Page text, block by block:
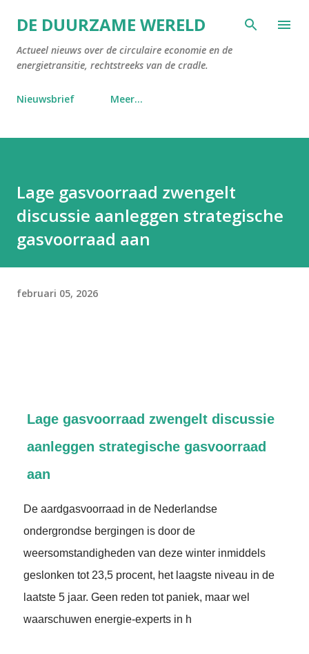
Doorgaan naar hoofdcontent
DE DUURZAME WERELD
Actueel nieuws over de circulaire economie en de
energietransitie, rechtstreeks van de cradle.
Nieuwsbrief Meer…
Lage gasvoorraad zwengelt
discussie aanleggen strategische
gasvoorraad aan
februari 05, 2026
Lage gasvoorraad zwengelt discussie
aanleggen strategische gasvoorraad
aan
De aardgasvoorraad in de Nederlandse
ondergrondse bergingen is door de
weersomstandigheden van deze winter inmiddels
geslonken tot 23,5 procent, het laagste niveau in de
laatste 5 jaar. Geen reden tot paniek, maar wel
waarschuwen energie-experts in h